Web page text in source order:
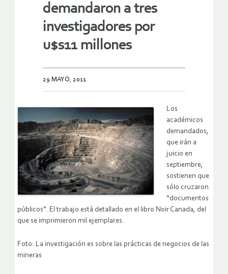
demandaron a tres
investigadores por
u$s11 millones
29 MAYO, 2011
Los
académicos
demandados,
que irán a
juicio en
septiembre,
sostienen que
sólo cruzaron
“documentos
públicos”. El trabajo está detallado en el libro Noir Canada, del
que se imprimieron mil ejemplares.
Foto: La investigación es sobre las prácticas de negocios de las
mineras